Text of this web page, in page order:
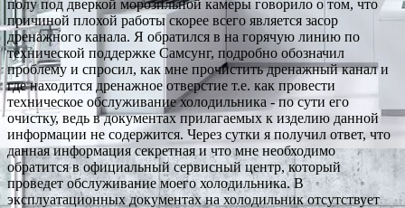
полу под дверкой морозильной камеры говорило о том, что
причиной плохой работы скорее всего является засор
дренажного канала. Я обратился в на горячую линию по
технической поддержке Самсунг, подробно обозначил
проблему и спросил, как мне прочистить дренажный канал и
где находится дренажное отверстие т.е. как провести
техническое обслуживание холодильника - по сути его
очистку, ведь в документах прилагаемых к изделию данной
информации не содержится. Через сутки я получил ответ, что
данная информация секретная и что мне необходимо
обратится в официальный сервисный центр, который
проведет обслуживание моего холодильника. В
эксплуатационных документах на холодильник отсутствует